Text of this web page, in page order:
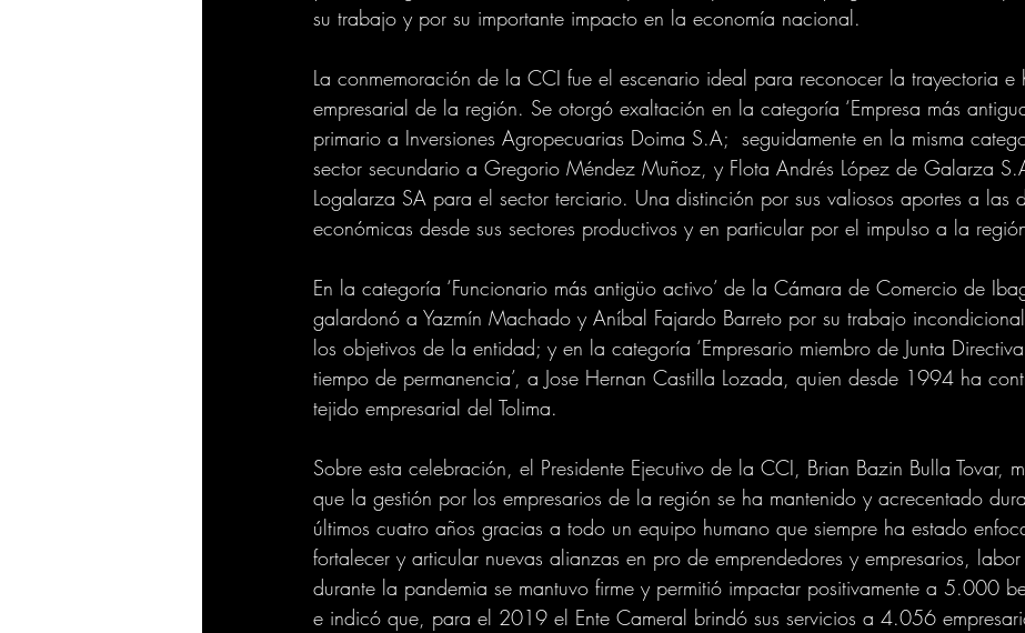
su trabajo y por su importante impacto en la economía nacional.
La conmemoración de la CCI fue el escenario ideal para reconocer la trayectoria e
empresarial de la región. Se otorgó exaltación en la categoría ‘Empresa más
primario a Inversiones Agropecuarias Doima S.A;  seguidamente en la misma
sector secundario a Gregorio Méndez Muñoz, y Flota Andrés López de Galarza
Logalarza SA para el sector terciario. Una distinción por sus valiosos aportes a las
económicas desde sus sectores productivos y en particular por el impulso a la
En la categoría ‘Funcionario más antigüo activo’ de la Cámara de Comercio de
galardonó a Yazmín Machado y Aníbal Fajardo Barreto por su trabajo
los objetivos de la entidad; y en la categoría ‘Empresario miembro de Junta
tiempo de permanencia’, a Jose Hernan Castilla Lozada, quien desde 1994 ha
tejido empresarial del Tolima.
Sobre esta celebración, el Presidente Ejecutivo de la CCI, Brian Bazin Bulla Tovar,
que la gestión por los empresarios de la región se ha mantenido y acrecentado
últimos cuatro años gracias a todo un equipo humano que siempre ha estado
fortalecer y articular nuevas alianzas en pro de emprendedores y empresarios,
durante la pandemia se mantuvo firme y permitió impactar positivamente a 5.000
e indicó que, para el 2019 el Ente Cameral brindó sus servicios a 4.056